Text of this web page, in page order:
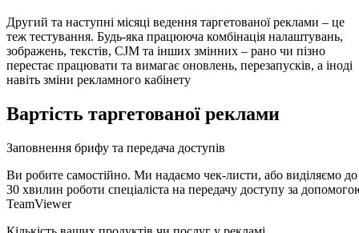
Другий та наступні місяці ведення таргетованої реклами – це
теж тестування. Будь-яка працююча комбінація налаштувань,
зображень, текстів, CJM та інших змінних – рано чи пізно
перестає працювати та вимагає оновлень, перезапусків, а іноді
навіть зміни рекламного кабінету
Вартість таргетованої реклами
Заповнення брифу та передача доступів
Ви робите самостійно. Ми надаємо чек-листи, або виділяємо до
30 хвилин роботи спеціаліста на передачу доступу за
TeamViewer